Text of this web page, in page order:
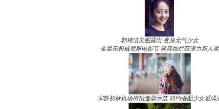
郭玮洁美图露出 变身元气少女
金晨亮相威尼斯电影节 笑容灿烂获潜力新人奖
宋轶初秋机场街拍造型示范 简约搭配少女感满